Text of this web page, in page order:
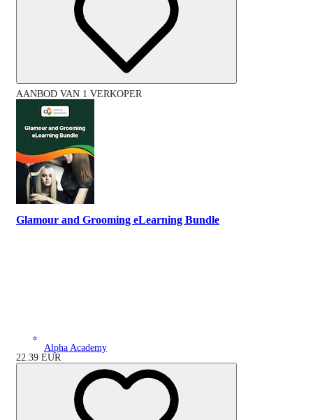
AANBOD VAN 1 VERKOPER
Glamour and Grooming eLearning Bundle
Alpha Academy
22.39 EUR